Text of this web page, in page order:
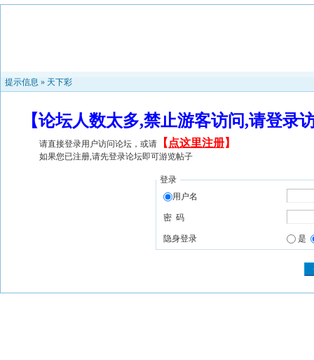
提示信息 » 天下彩
【论坛人数太多,禁止游客访问,请登
请直接登录用户访问论坛，或请 【 点这里注册】
如果您已注册,请先登录论坛即可游览帖子
登录
用户名
密 码
隐身登录 是